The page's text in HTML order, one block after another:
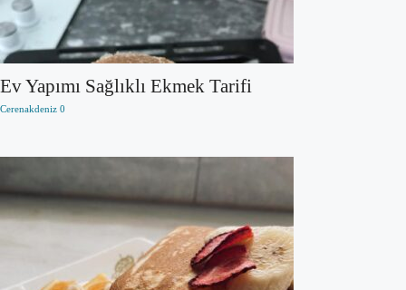
Ev Yapımı Sağlıklı Ekmek Tarifi
Cerenakdeniz 0